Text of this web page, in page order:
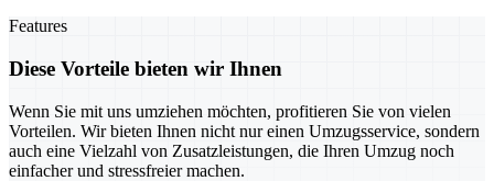
Features
Diese Vorteile bieten wir Ihnen
Wenn Sie mit uns umziehen möchten, profitieren Sie von vielen
Vorteilen. Wir bieten Ihnen nicht nur einen Umzugsservice, sondern
auch eine Vielzahl von Zusatzleistungen, die Ihren Umzug noch
einfacher und stressfreier machen.